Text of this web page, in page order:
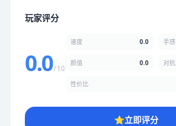
玩家评分
0.0/10
速度 0.0 手感
颜值 0.0 对抗
性价比
⭐立即评分
★★ ★ ★
性价比
★★★★★★★★★★